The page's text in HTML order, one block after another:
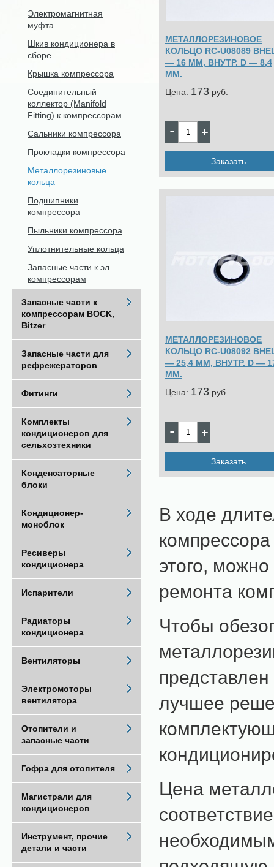
МЕТАЛЛОРЕЗИНОВОЕ
КОЛЬЦО RC-U08089
— 16 MM, ВНУТР. D — 8,4
MM.
Цена: 173 pуб.
Заказать
МЕТАЛЛОРЕЗИНОВОЕ
КОЛЬЦО RC-U08092
— 25,4 MM, ВНУТР. D —
MM.
Цена: 173 pуб.
Заказать
В ходе
этого,
ремонта
Чтобы
лучшее
Цена
Электромагнитная
муфта
Шкив кондиционера в
сборе
Крышка компрессора
Соединительный
коллектор (Manifold
Fitting) к компрессорам
Сальники компрессора
Прокладки компрессора
Металлорезиновые
кольца
Подшипники
компрессора
Пыльники компрессора
Уплотнительные кольца
Запасные части к эл.
компрессорам
Запасные части к
компрессорам BOCK,
Bitzer
Запасные части для
рефрежераторов
Фитинги
Комплекты
кондиционеров для
сельхозтехники
Конденсаторные
блоки
Кондиционер-
моноблок
Ресиверы
кондиционера
Испарители
Радиаторы
кондиционера
Вентиляторы
Электромоторы
вентилятора
Отопители и
запасные части
Гофра для отопителя
Магистрали для
кондиционеров
Инструмент, прочие
детали и части